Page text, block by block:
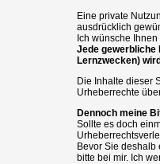
Eine private
ausdrücklich
Ich wünsche
Jede gewerbliche
Lernzwecken)
Die Inhalte dieser
Urheberrechte
Dennoch meine
Sollte es doch
Bevor Sie
bitte bei mir. Ich